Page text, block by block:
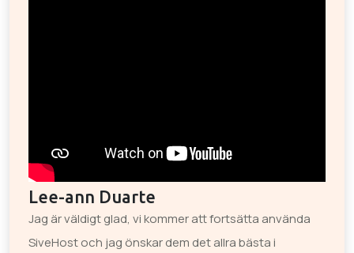
Lee-ann Duarte
Jag är väldigt glad, vi kommer att fortsätta använda
SiveHost och jag önskar dem det allra bästa i